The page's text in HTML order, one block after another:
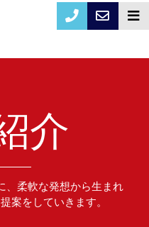
介
、柔軟な発想から生まれ
案をしていきます。